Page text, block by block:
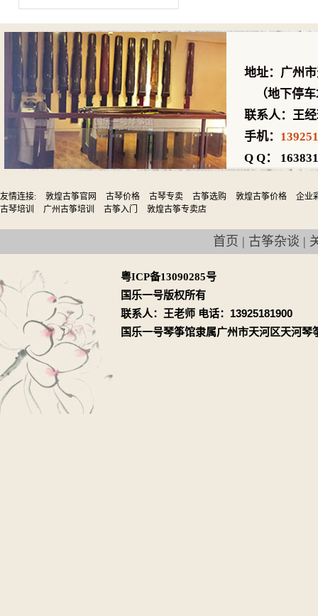
地址：广州
（地下停车
联系人：王
手机：
Q Q：
友情连接: 敦煌古筝官网 古琴价格 古琴专卖 古筝选购 敦煌古筝价格
企业
古琴培训
广州古筝培训 古筝入门 敦煌古筝专卖店
首页 | 古筝杂谈 |
粤ICP备13090285号
国乐一号版权所有
联系人：王老师 电话：13925181900
国乐一号琴筝馆隶属广州市天河区天河